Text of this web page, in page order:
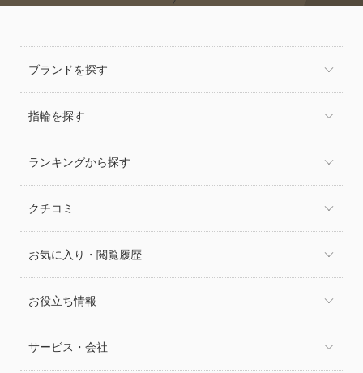
ブランドを探す
指輪を探す
ランキングから探す
クチコミ
お気に入り・閲覧履歴
お役立ち情報
サービス・会社